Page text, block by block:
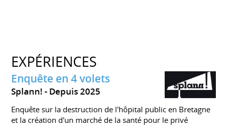
EXPÉRIENCES
Enquête en 4 volets
Splann! Depuis 2025
Enquête sur la destruction de l'hôpital public en Bretagne
et la création d'un marché de la santé pour le privé